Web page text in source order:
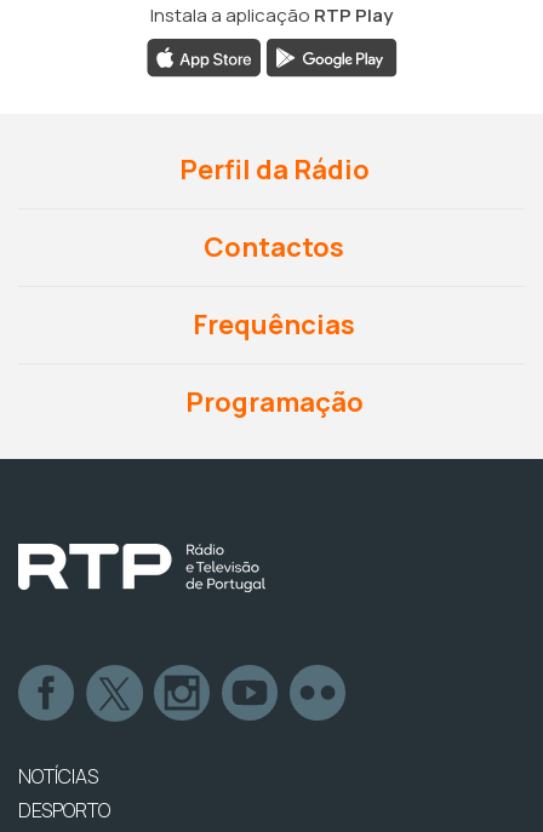
Instala a aplicação RTP Play
Perfil da Rádio
Contactos
Frequências
Programação
NOTÍCIAS
DESPORTO